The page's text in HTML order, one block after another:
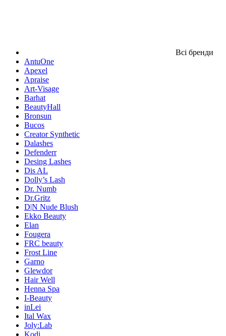
Всі бренди
AntuOne
Apexel
Apraise
Art-Visage
Barhat
BeautyHall
Bronsun
Bucos
Creator Synthetic
Dalashes
Defenderr
Desing Lashes
Dis AL
Dolly’s Lash
Dr. Numb
Dr.Gritz
D|N Nude Blush
Ekko Beauty
Elan
Fougera
FRC beauty
Frost Line
Garno
Glewdor
Hair Well
Henna Spa
I-Beauty
inLei
Ital Wax
Joly:Lab
Kodi